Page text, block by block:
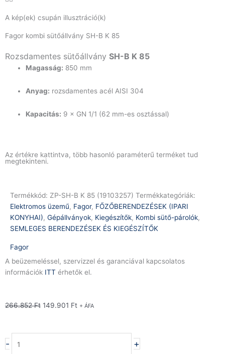
A kép(ek) csupán illusztráció(k)
Fagor kombi sütőállvány SH-B K 85
Rozsdamentes sütőállvány SH-B K 85
Magasság: 850 mm
Anyag: rozsdamentes acél AISI 304
Kapacitás: 9 × GN 1/1 (62 mm-es osztással)
Az értékre kattintva, több hasonló paraméterű terméket tud
megtekinteni.
Termékkód: ZP-SH-B K 85 (19103257) Termékkategóriák:
Elektromos üzemű, Fagor, FŐZŐBERENDEZÉSEK (IPARI
KONYHAI), Gépállványok, Kiegészítők, Kombi sütő-párolók,
SEMLEGES BERENDEZÉSEK ÉS KIEGÉSZÍTŐK
Fagor
A beüzemeléssel, szervizzel és garanciával kapcsolatos
információk ITT érhetők el.
266.852Ft Original
149.901 FtCurrent
+ ÁFA
-
kombi
+